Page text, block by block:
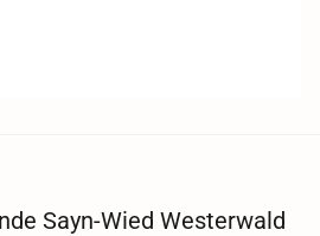
Sayn-Wied Westerwald